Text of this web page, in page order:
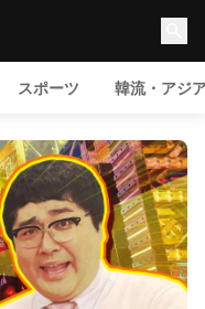
スポーツ 韓流・アジ